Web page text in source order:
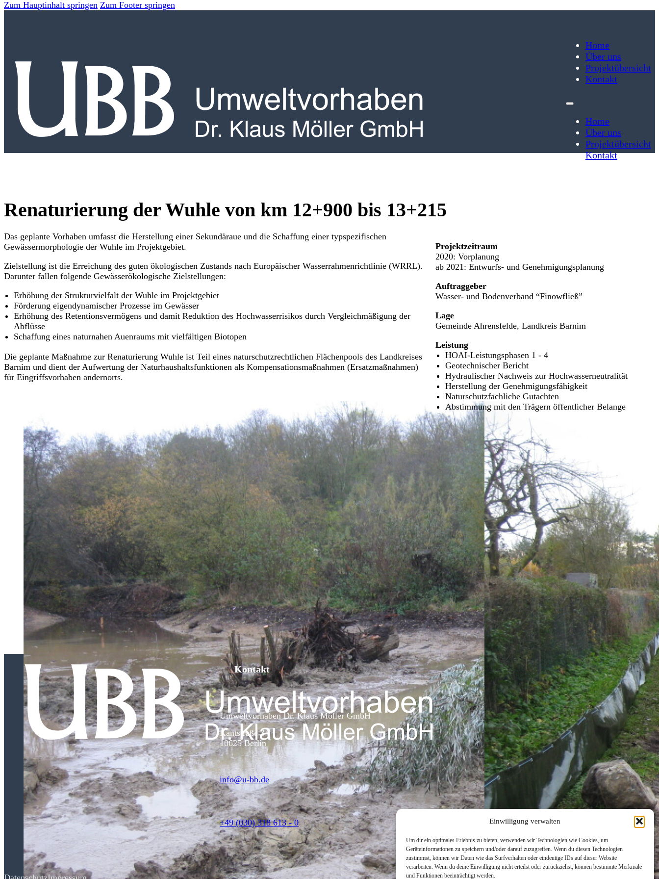
Einwilligung verwalten
Um dir ein optimales Erlebnis zu bieten, verwenden wir Technologien wie Cookies, um
Geräteinformationen zu speichern und/oder darauf zuzugreifen. Wenn du diesen Technologien
zustimmst, können wir Daten wie das Surfverhalten oder eindeutige IDs auf dieser Website
verarbeiten. Wenn du deine Einwilligung nicht erteilst oder zurückziehst, können bestimmte Merkmale
und Funktionen beeinträchtigt werden.
Zum Hauptinhalt springen Zum Footer springen
Home
Über uns
Projektübersicht
Kontakt
Home
Über uns
Projektübersicht
Kontakt
Renaturierung der Wuhle von km 12+900 bis 13+215
Das geplante Vorhaben umfasst die Herstellung einer Sekundäraue und die Schaffung einer typspezifischen
Gewässermorphologie der Wuhle im Projektgebiet.
Zielstellung ist die Erreichung des guten ökologischen Zustands nach Europäischer Wasserrahmenrichtlinie (WRRL).
Darunter fallen folgende Gewässerökologische Zielstellungen:
Erhöhung der Strukturvielfalt der Wuhle im Projektgebiet
Förderung eigendynamischer Prozesse im Gewässer
Erhöhung des Retentionsvermögens und damit Reduktion des Hochwasserrisikos durch Vergleichmäßigung der
Abflüsse
Schaffung eines naturnahen Auenraums mit vielfältigen Biotopen
Die geplante Maßnahme zur Renaturierung Wuhle ist Teil eines naturschutzrechtlichen Flächenpools des Landkreises
Barnim und dient der Aufwertung der Naturhaushaltsfunktionen als Kompensationsmaßnahmen (Ersatzmaßnahmen)
für Eingriffsvorhaben andernorts.
Projektzeitraum
2020: Vorplanung
ab 2021: Entwurfs- und Genehmigungsplanung
Auftraggeber
Wasser- und Bodenverband “Finowfließ”
Lage
Gemeinde Ahrensfelde, Landkreis Barnim
Leistung
HOAI-Leistungsphasen 1 - 4
Geotechnischer Bericht
Hydraulischer Nachweis zur Hochwasserneutralität
Herstellung der Genehmigungsfähigkeit
Naturschutzfachliche Gutachten
Abstimmung mit den Trägern öffentlicher Belange
Kontakt
Umweltvorhaben Dr. Klaus Möller GmbH
Kantstraße 34
10625 Berlin
info@u-bb.de
+49 (030) 318 613 - 0